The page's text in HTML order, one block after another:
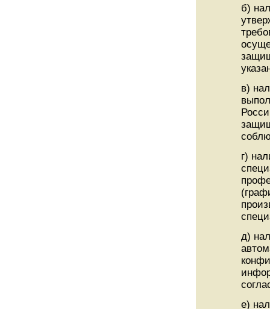
б)
в)
г)
д)
е)